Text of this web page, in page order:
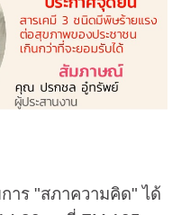
าร "สภาความคิด" ได้